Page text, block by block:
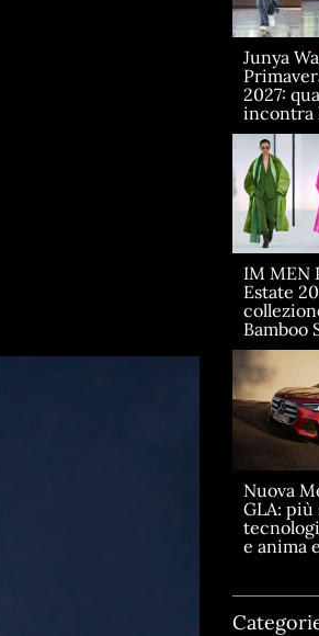
Junya
2027:
incontra
IM MEN
Estate
Bamboo
Nuova
GLA: più
e anima